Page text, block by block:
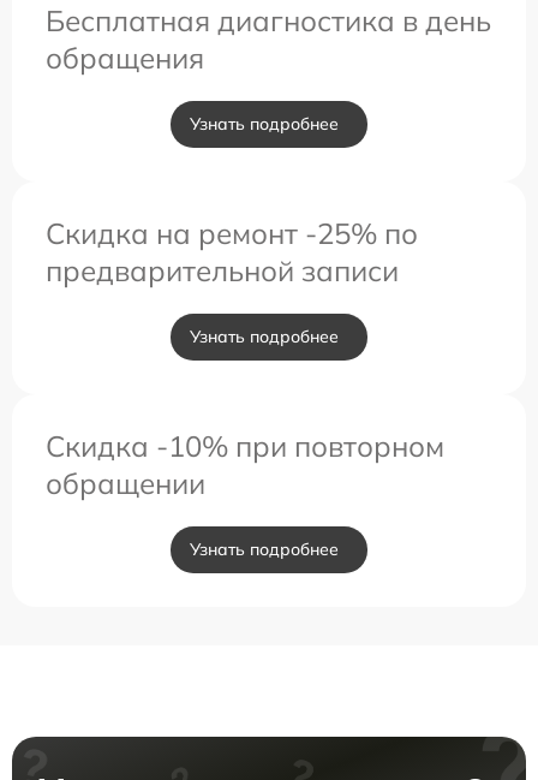
Бесплатная диагностика в день
обращения
Узнать подробнее
Скидка на ремонт -25% по
предварительной записи
Узнать подробнее
Скидка -10% при повторном
обращении
Узнать подробнее